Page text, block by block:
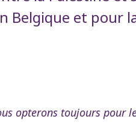
et pour
opterons toujours pour